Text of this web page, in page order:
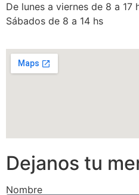
De lunes a viernes de 8 a 17
Sábados de 8 a 14 hs
Dejanos tu
Nombre